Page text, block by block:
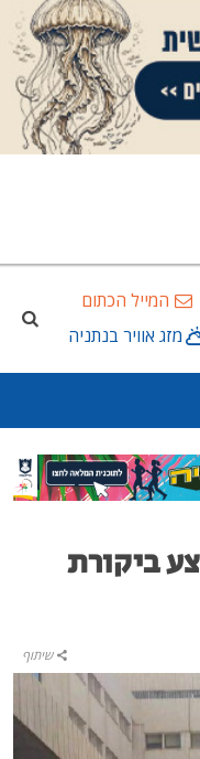
המייל הכתום
מזג אוויר בנתניה
ביקורת
שיתוף